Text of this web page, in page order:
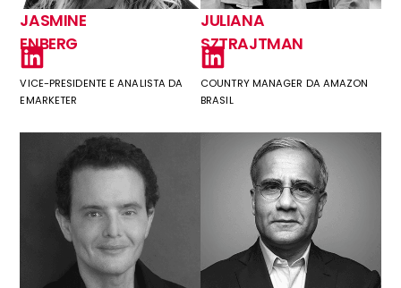
JASMINE
ENBERG
VICE-PRESIDENTE E ANALISTA DA
EMARKETER
JULIANA
SZTRAJTMAN
COUNTRY MANAGER DA AMAZON
BRASIL